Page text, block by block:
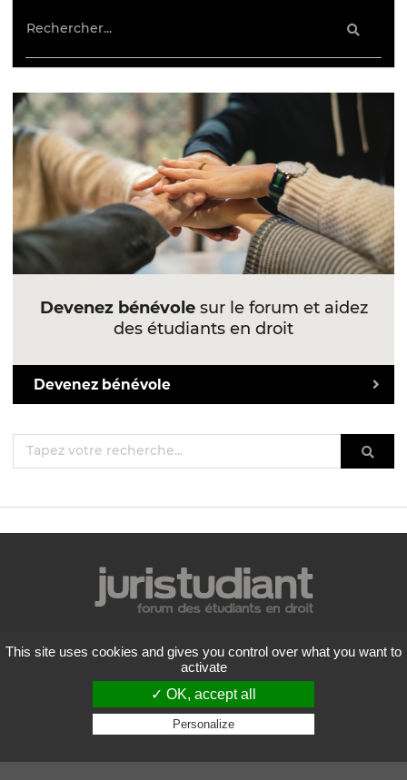
Devenez bénévolesur le forum et aidez
des étudiants en droit
Devenez bénévole
Mentions légales
Politique de confidentialité
Conditions générales d'utilisation
Liste des forums
Contactez-nous
Copyright
2026 Juristudiant.com - Tous droits réservés
This site uses cookies and gives you control over what you want to
activate
✓ OK, accept all
Personalize